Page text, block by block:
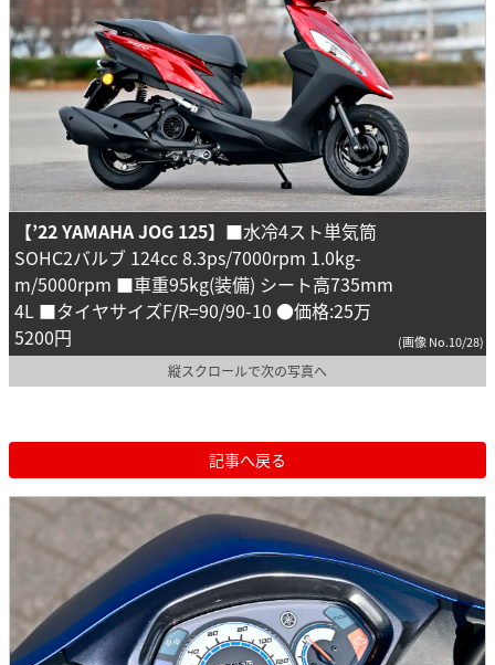
【’22 YAMAHA JOG 125】 ■水冷4スト単気筒
SOHC2バルブ 124cc 8.3ps/7000rpm 1.0kg-
m/5000rpm ■車重95kg(装備) シート高735mm
4L ■タイヤサイズF/R=90/90-10 ●価格:25万
5200円
(画像 No.10/28)
縦スクロールで次の写真へ
記事へ戻る